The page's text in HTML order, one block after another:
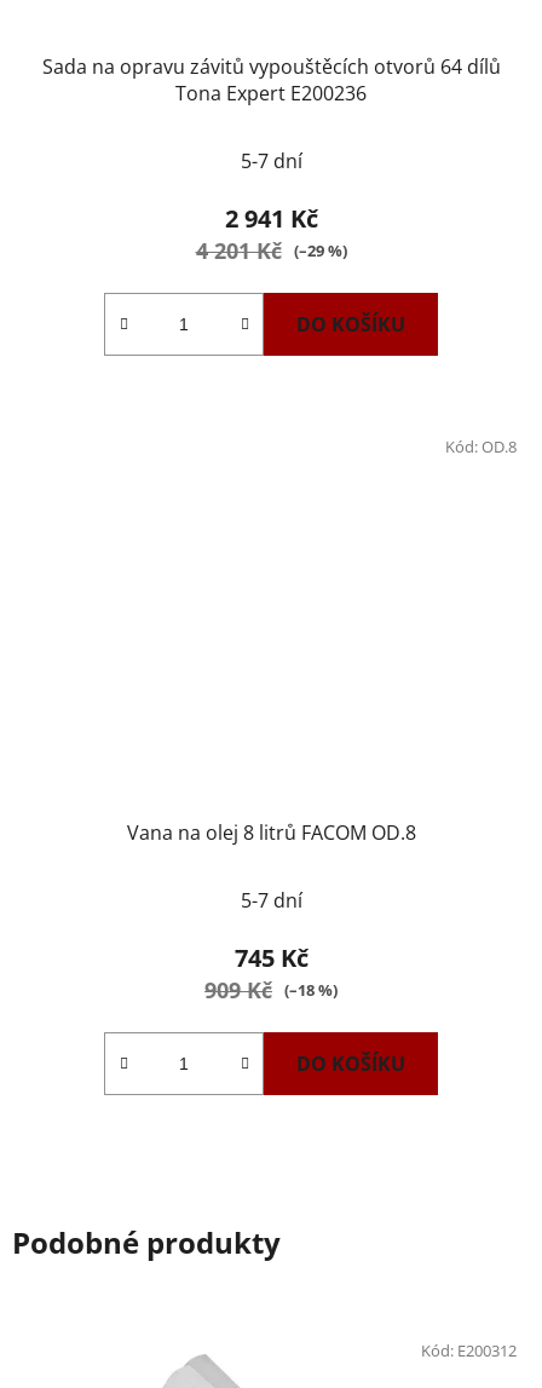
Sada na opravu závitů vypouštěcích otvorů 64 dílů
Tona Expert E200236
5-7 dní
2 941 Kč
4 201 Kč (–29 %)
DO KOŠÍKU
Vana na olej 8 litrů FACOM OD.8
5-7 dní
745 Kč
909 Kč (–18 %)
DO KOŠÍKU
Kód:OD.8
Podobné produkty
Kód: E200312